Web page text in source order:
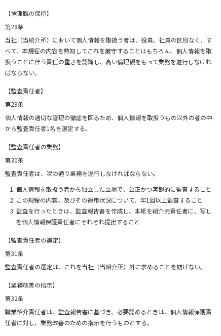
【倫理観の保持】
第28条
当社（当紹介所）において個人情報を取扱う者は、役員、社員の区別なく、す
べて、本規程の内容を熟知してこれを厳守することはもちろん、個人情報を取
扱うことに伴う責任の重さを認識し、高い倫理観をもって業務を遂行しなけれ
ばならない。
【監査責任者】
第29条
個人情報の適切な管理の徹底を図るため、個人情報を取扱うもの以外の者の中
から監査責任者1名を選定する。
【監査責任者の業務】
第30条
監査責任者は、次の通り業務を遂行しなければならない。
個人情報を取扱う者から独立した立場で、公正かつ客観的に監査すること
この規程の内容、及びその運用状況について、年1回以上監査すること
監査を行ったときは、監査報告書を作成し、本紙を紹介元責任者に、写し
を個人情報保護責任者にそれぞれ提出すること
【監査責任者の選定】
第31条
監査責任者の選定は、これを当社（当紹介所）外に求めることを妨げない。
【業務改善の指示】
第32条
職業紹介責任者は、監査報告書に基づき、必要認めるときは、個人情報保護責
任者に対し、業務改善のための指示を行うものとする。